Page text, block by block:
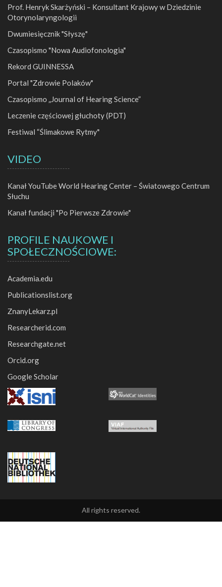
Prof. Henryk Skarżyński – Konsultant Krajowy w Dziedzinie
Otorynolaryngologii
Dwumiesięcznik "Słyszę"
Czasopismo "Nowa Audiofonologia"
Rekord GUINNESSA
Portal "Zdrowie Polaków"
Czasopismo „Journal of Hearing Science”
Leczenie częściowej głuchoty (PDT)
Festiwal “Ślimakowe Rytmy"
VIDEO
Kanał YouTube World Hearing Center – Światowego Centrum
Słuchu
Kanał fundacji "Po Pierwsze Zdrowie"
PROFILE NAUKOWE I
SPOŁECZNOŚCIOWE:
Academia.edu
Publicationslist.org
ZnanyLekarz.pl
Researcherid.com
Researchgate.net
Orcid.org
Google Scholar
All rights reserved.